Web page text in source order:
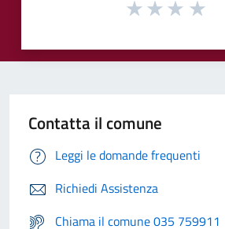
Contatta il comune
Leggi le domande frequenti
Richiedi Assistenza
Chiama il comune 035 759911